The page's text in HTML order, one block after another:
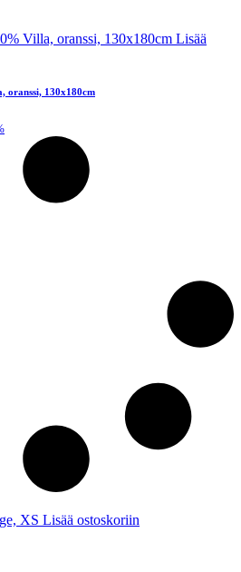
Lisää
oranssi, 130x180cm
Lisää ostoskoriin